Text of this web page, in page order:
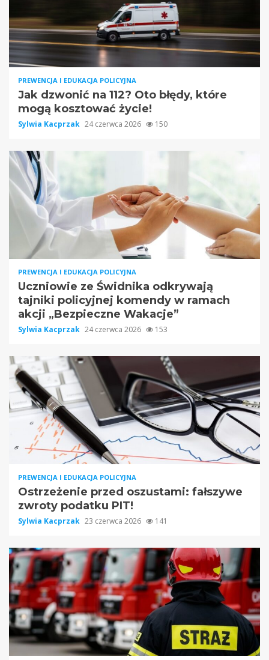
PREWENCJA I EDUKACJA POLICYJNA
Jak dzwonić na 112? Oto błędy, które
mogą kosztować życie!
Sylwia Kacprzak 24 czerwca 2026 150
PREWENCJA I EDUKACJA POLICYJNA
Uczniowie ze Świdnika odkrywają
tajniki policyjnej komendy w ramach
akcji „Bezpieczne Wakacje”
Sylwia Kacprzak 24 czerwca 2026 153
PREWENCJA I EDUKACJA POLICYJNA
Ostrzeżenie przed oszustami: fałszywe
zwroty podatku PIT!
Sylwia Kacprzak 23 czerwca 2026 141